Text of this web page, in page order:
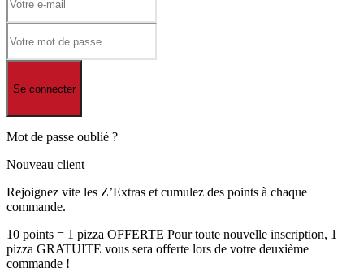
Se connecter
Mot de passe oublié ?
Nouveau client
Rejoignez vite les Z’Extras et cumulez des points à chaque
commande.
10 points = 1 pizza OFFERTE Pour toute nouvelle inscription, 1
pizza GRATUITE vous sera offerte lors de votre deuxième
commande !